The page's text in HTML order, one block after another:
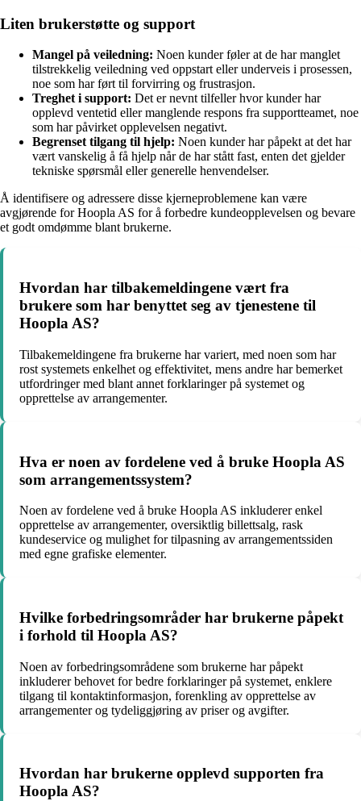
Liten brukerstøtte og support
Mangel på veiledning: Noen kunder føler at de har manglet
tilstrekkelig veiledning ved oppstart eller underveis i prosessen,
noe som har ført til forvirring og frustrasjon.
Treghet i support: Det er nevnt tilfeller hvor kunder har
opplevd ventetid eller manglende respons fra supportteamet, noe
som har påvirket opplevelsen negativt.
Begrenset tilgang til hjelp: Noen kunder har påpekt at det har
vært vanskelig å få hjelp når de har stått fast, enten det gjelder
tekniske spørsmål eller generelle henvendelser.
Å identifisere og adressere disse kjerneproblemene kan være
avgjørende for Hoopla AS for å forbedre kundeopplevelsen og bevare
et godt omdømme blant brukerne.
Hvordan har tilbakemeldingene vært fra
brukere som har benyttet seg av tjenestene til
Hoopla AS?
Tilbakemeldingene fra brukerne har variert, med noen som har
rost systemets enkelhet og effektivitet, mens andre har bemerket
utfordringer med blant annet forklaringer på systemet og
opprettelse av arrangementer.
Hva er noen av fordelene ved å bruke Hoopla AS
som arrangementssystem?
Noen av fordelene ved å bruke Hoopla AS inkluderer enkel
opprettelse av arrangementer, oversiktlig billettsalg, rask
kundeservice og mulighet for tilpasning av arrangementssiden
med egne grafiske elementer.
Hvilke forbedringsområder har brukerne påpekt
i forhold til Hoopla AS?
Noen av forbedringsområdene som brukerne har påpekt
inkluderer behovet for bedre forklaringer på systemet, enklere
tilgang til kontaktinformasjon, forenkling av opprettelse av
arrangementer og tydeliggjøring av priser og avgifter.
Hvordan har brukerne opplevd supporten fra
Hoopla AS?